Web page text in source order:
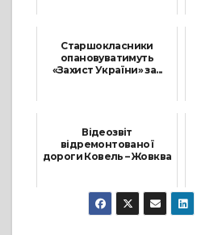
Старшокласники
опановуватимуть
«Захист України» за...
Відеозвіт
відремонтованої
дороги Ковель – Жовква
11 Листопада, 2021